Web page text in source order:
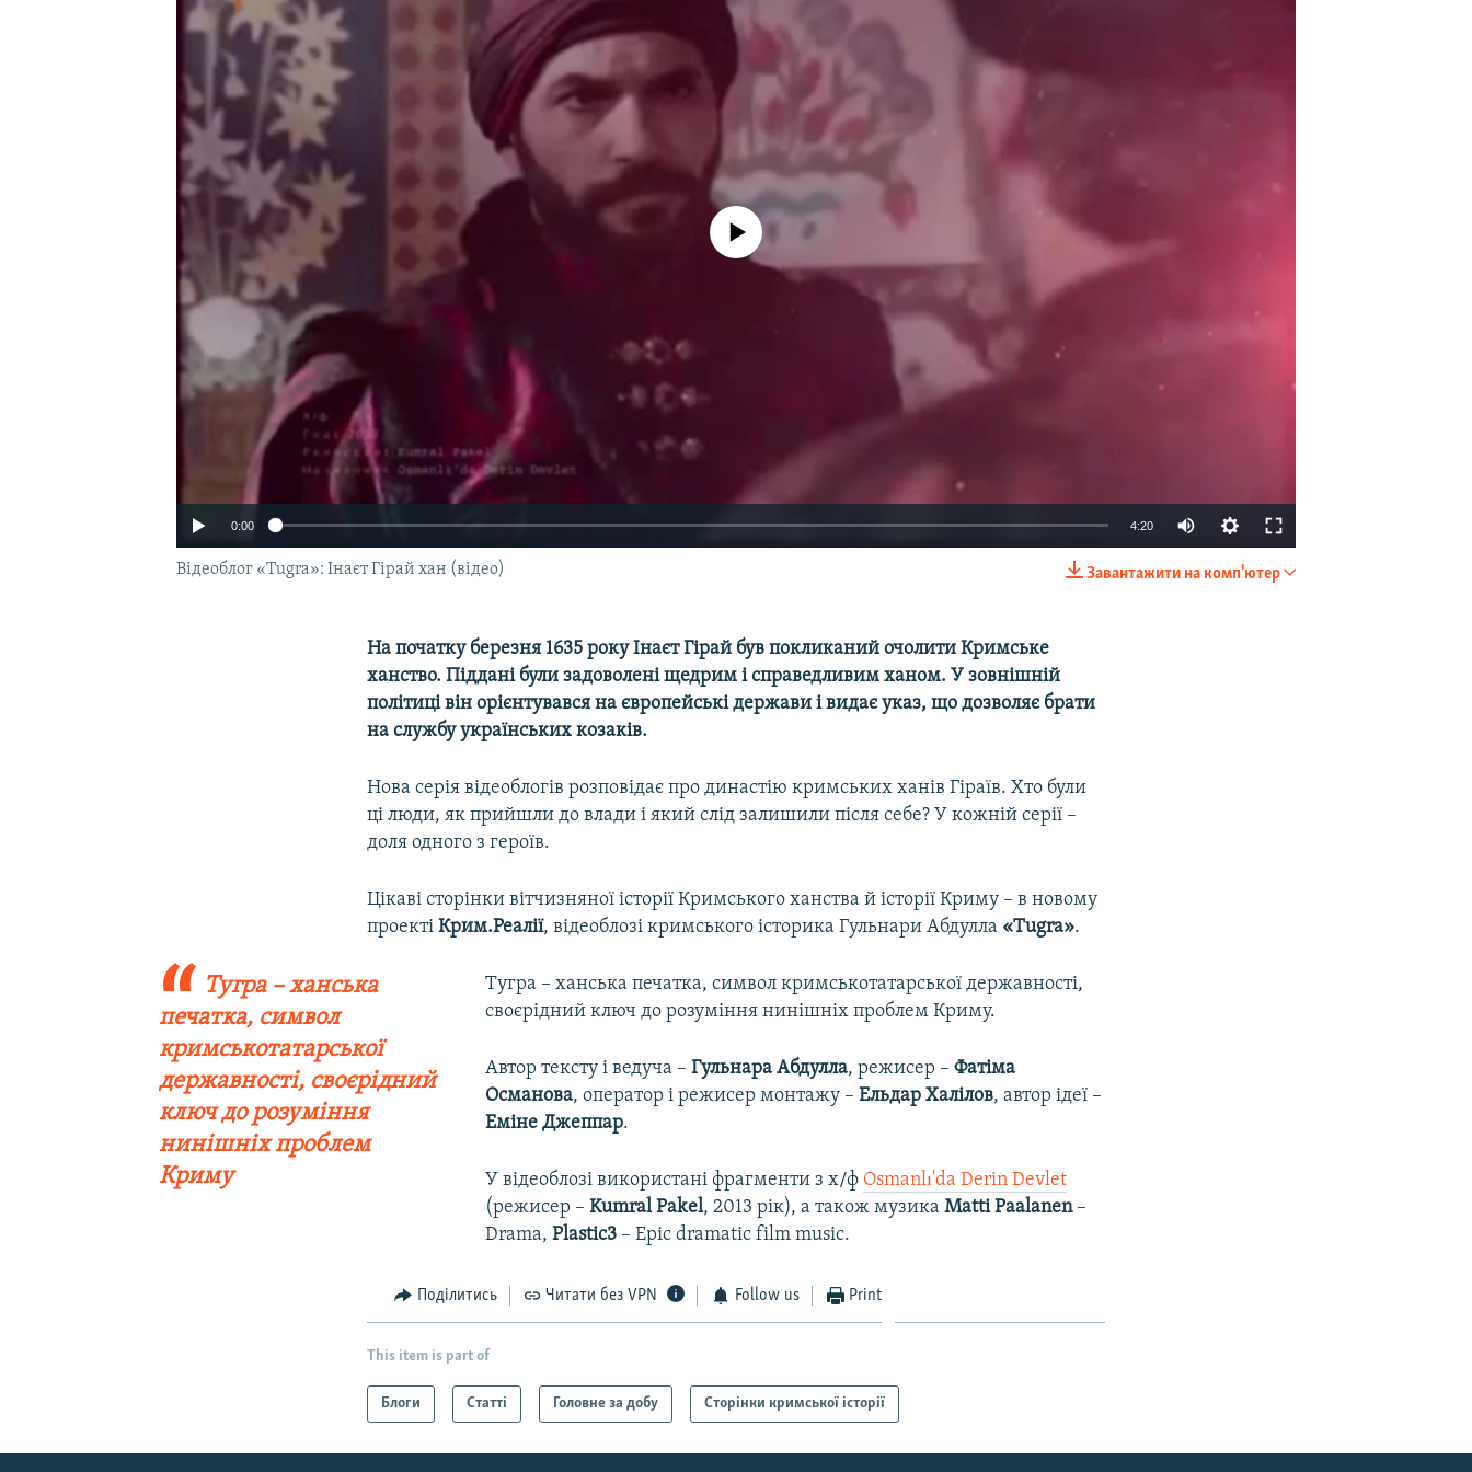
УКРАЇНСЬКА ПРОБЛЕМА КРИМУ
Русский
No media source currently available
0:00 4:20
Завантажити на комп'ютер
Відеоблог «Tugra»: Інаєт Гірай хан (відео)
На початку березня 1635 року Інаєт Гірай був покликаний очолити Кримське
ханство. Піддані були задоволені щедрим і справедливим ханом. У зовнішній
політиці він орієнтувався на європейські держави і видає указ, що дозволяє брати
на службу українських козаків.
Нова серія відеоблогів розповідає про династію кримських ханів Гіраїв. Хто були
ці люди, як прийшли до влади і який слід залишили після себе? У кожній серії –
доля одного з героїв.
Цікаві сторінки вітчизняної історії Кримського ханства й історії Криму – в новому
проектіКрим.Реалії, відеоблозі кримського історика Гульнари Абдулла «Tugra».
Тугра – ханська
печатка, символ
кримськотатарської
державності, своєрідний
ключ до розуміння
нинішніх проблем
Криму
Тугра – ханська печатка, символ кримськотатарської державності,
своєрідний ключ до розуміння нинішніх проблем Криму.
Автор тексту і ведуча – Гульнара Абдулла, режисер – Фатіма
Османова, оператор і режисер монтажу – Ельдар Халілов, автор ідеї –
Еміне Джеппар.
У відеоблозі використані фрагменти з х/ф Osmanlı'da Derin Devlet
(режисер – Kumral Pakel, 2013 рік), а також музика Matti Paalanen–
Drama, Plastic3– Epic dramatic film music.
Поділитись Читати без VPN Follow us Print
This item is part of
Блоги Статті Головне за добу Сторінки кримської історії